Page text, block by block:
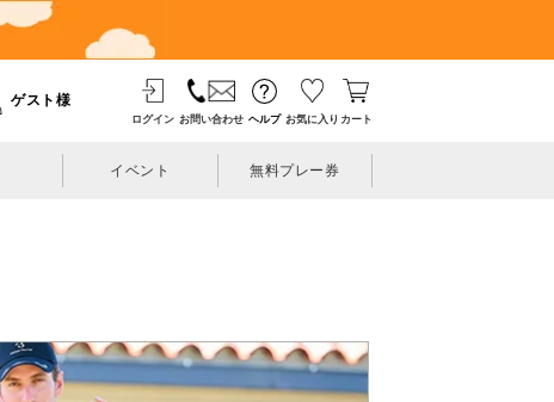
ゲスト様
ログイン お問い合わせ ヘルプ お気に入り カート
イベント 無料プレー券